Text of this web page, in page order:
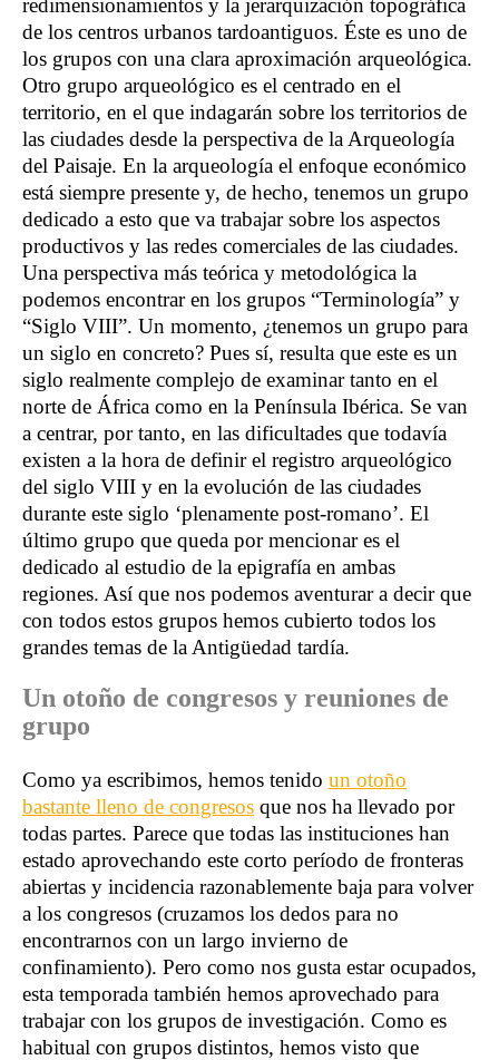
de los centros urbanos tardoantiguos. Éste es uno de
los grupos con una clara aproximación arqueológica.
Otro grupo arqueológico es el centrado en el
territorio, en el que indagarán sobre los territorios de
las ciudades desde la perspectiva de la Arqueología
del Paisaje. En la arqueología el enfoque económico
está siempre presente y, de hecho, tenemos un grupo
dedicado a esto que va trabajar sobre los aspectos
productivos y las redes comerciales de las ciudades.
Una perspectiva más teórica y metodológica la
podemos encontrar en los grupos “Terminología” y
“Siglo VIII”. Un momento, ¿tenemos un grupo para
un siglo en concreto? Pues sí, resulta que este es un
siglo realmente complejo de examinar tanto en el
norte de África como en la Península Ibérica. Se van
a centrar, por tanto, en las dificultades que todavía
existen a la hora de definir el registro arqueológico
del siglo VIII y en la evolución de las ciudades
durante este siglo ‘plenamente post-romano’. El
último grupo que queda por mencionar es el
dedicado al estudio de la epigrafía en ambas
regiones. Así que nos podemos aventurar a decir que
con todos estos grupos hemos cubierto todos los
grandes temas de la Antigüedad tardía.
Un otoño de congresos y reuniones de
grupo
Como ya escribimos, hemos tenido un otoño
bastante lleno de congresos que nos ha llevado por
todas partes. Parece que todas las instituciones han
estado aprovechando este corto período de fronteras
abiertas y incidencia razonablemente baja para volver
a los congresos (cruzamos los dedos para no
encontrarnos con un largo invierno de
confinamiento). Pero como nos gusta estar ocupados,
esta temporada también hemos aprovechado para
trabajar con los grupos de investigación. Como es
habitual con grupos distintos, hemos visto que